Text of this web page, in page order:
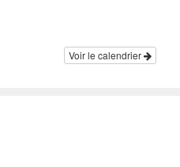
Voir le calendrier